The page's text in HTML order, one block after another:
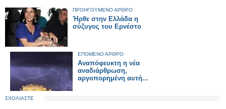
ΠΡΟΗΓΟΥΜΕΝΟ ΑΡΘΡΟ
Ήρθε στην Ελλάδα η
σύζυγος του Ερνέστο
ΕΠΟΜΕΝΟ ΑΡΘΡΟ
Αναπόφευκτη η νέα
αναδιάρθρωση,
αργοπορημένη αυτή...
ΣΧΟΛΙΑΣΤΕ